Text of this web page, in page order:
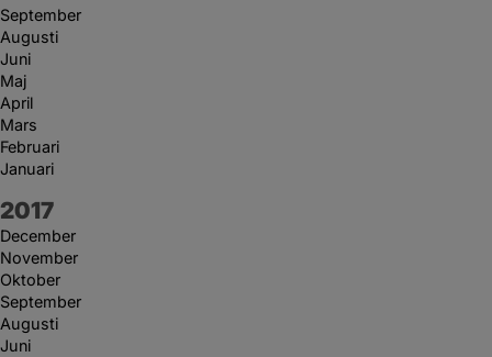
September
Augusti
Juni
Maj
April
Mars
Februari
Januari
År:
2017
December
November
Oktober
September
Augusti
Juni